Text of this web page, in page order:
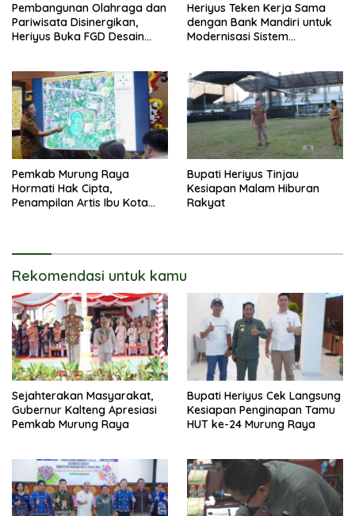
Pembangunan Olahraga dan
Pariwisata Disinergikan,
Heriyus Buka FGD Desain
Heriyus Teken Kerja Sama
dengan Bank Mandiri untuk
Modernisasi Sistem
Pemkab Murung Raya
Hormati Hak Cipta,
Penampilan Artis Ibu Kota
Bupati Heriyus Tinjau
Kesiapan Malam Hiburan
Rakyat
Rekomendasi untuk kamu
Sejahterakan Masyarakat,
Gubernur Kalteng Apresiasi
Pemkab Murung Raya
Bupati Heriyus Cek Langsung
Kesiapan Penginapan Tamu
HUT ke-24 Murung Raya